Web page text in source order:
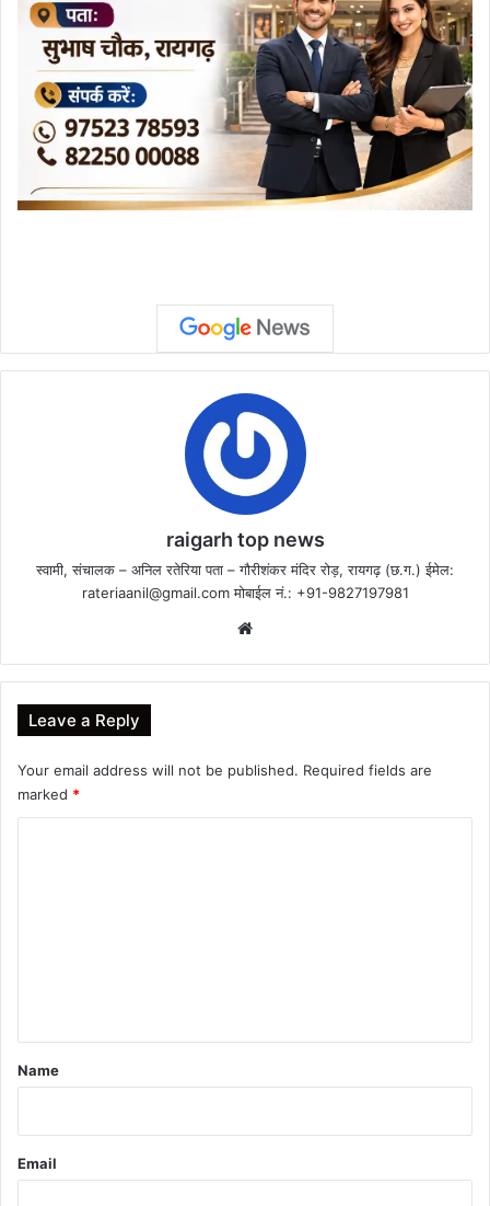
raigarh top news
स्वामी, संचालक – अनिल रतेरिया पता – गौरीशंकर मंदिर रोड़, रायगढ़ (छ.ग.) ईमेल:
rateriaanil@gmail.comमोबाईल नं.: +91-9827197981
Leave a Reply
Your email address will not be published. Required fields are
marked *
*
Name
Email